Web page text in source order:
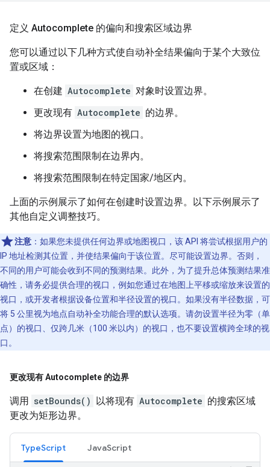
定义 Autocomplete 的偏向和搜索区域边界
您可以通过以下几种方式使自动补全结果偏向于某个大致位
置或区域：
在创建 Autocomplete 对象时设置边界。
更改现有 Autocomplete 的边界。
将边界设置为地图的视口。
将搜索范围限制在边界内。
将搜索范围限制在特定国家/地区内。
上面的示例展示了如何在创建时设置边界。以下示例展示了
其他自定义调整技巧。
注意 ：如果您未提供任何边界或地图视口，该 API 将尝试根据用户的
IP 地址检测其位置，并使结果偏向于该位置。尽可能设置边界。否则，
不同的用户可能会收到不同的预测结果。此外，为了提升总体预测结果准
确性，请务必提供合理的视口，例如您通过在地图上平移或缩放来设置的
视口，或开发者根据设备位置和半径设置的视口。如果没有半径数据，可
将 5 公里视为地点自动补全功能合理的默认选项。请勿设置半径为零（单
点）的视口、仅跨几米（100 米以内）的视口，也不要设置横跨全球的视
口。
更改现有 Autocomplete 的边界
调用 setBounds() 以将现有 Autocomplete 的搜索区域
更改为矩形边界。
TypeScript JavaScript